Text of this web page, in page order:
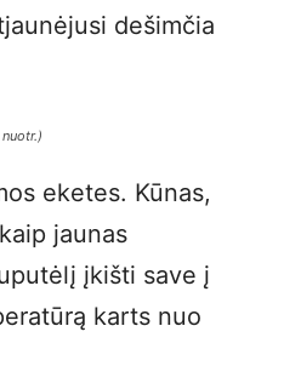
dešimčia
eketes. Kūnas,
jaunas
įkišti save į
karts nuo